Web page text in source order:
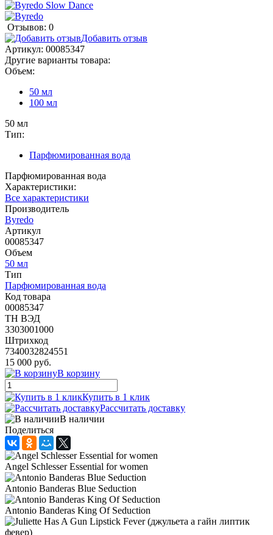
Отзывов: 0
Добавить отзыв
Артикул: 00085347
Другие варианты товара:
Объем:
50 мл
100 мл
50 мл
Тип:
Парфюмированная вода
Парфюмированная вода
Характеристики:
Все характеристики
Производитель
Byredo
Артикул
00085347
Объем
50 мл
Тип
Парфюмированная вода
Код товара
00085347
ТН ВЭД
3303001000
Штрихкод
7340032824551
15 000 руб.
В корзину
Купить в 1 клик
Рассчитать доставку
В наличии
Поделиться
Angel Schlesser Essential for women
Antonio Banderas Blue Seduction
Antonio Banderas King Of Seduction